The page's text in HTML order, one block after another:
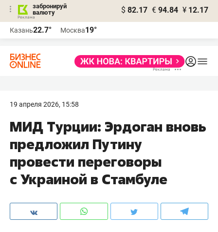
забронируй
валюту
$ 82.17 € 94.84 ¥ 12.17
Казань22.7° Москва19°
19 апреля 2026, 15:58
МИД Турции: Эрдоган вновь
предложил Путину
провести переговоры
с Украиной в Стамбуле